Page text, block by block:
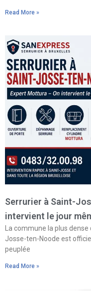
Read More »
Serrurier à Saint-
intervient le jour
La commune la plus
Josse-ten-Noode est
peuplée
Read More »